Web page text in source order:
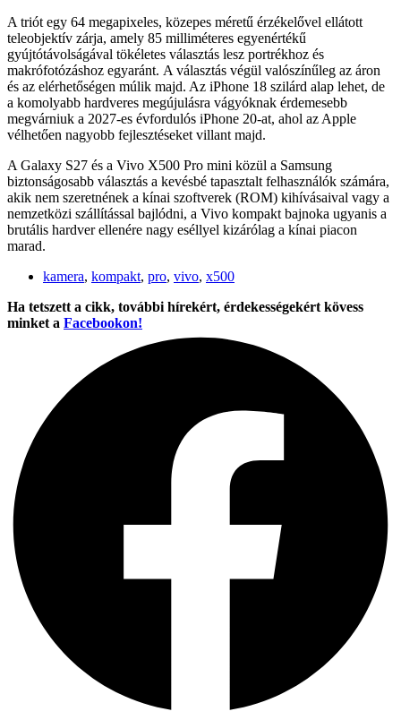
A triót egy 64 megapixeles, közepes méretű érzékelővel ellátott
teleobjektív zárja, amely 85 milliméteres egyenértékű
gyújtótávolságával tökéletes választás lesz portrékhoz és
makrófotózáshoz egyaránt. A választás végül valószínűleg az áron
és az elérhetőségen múlik majd. Az iPhone 18 szilárd alap lehet, de
a komolyabb hardveres megújulásra vágyóknak érdemesebb
megvárniuk a 2027-es évfordulós iPhone 20-at, ahol az Apple
vélhetően nagyobb fejlesztéseket villant majd.
A Galaxy S27 és a Vivo X500 Pro mini közül a Samsung
biztonságosabb választás a kevésbé tapasztalt felhasználók számára,
akik nem szeretnének a kínai szoftverek (ROM) kihívásaival vagy a
nemzetközi szállítással bajlódni, a Vivo kompakt bajnoka ugyanis a
brutális hardver ellenére nagy eséllyel kizárólag a kínai piacon
marad.
kamera, kompakt, pro, vivo, x500
Ha tetszett a cikk, további hírekért, érdekességekért kövess
minket a Facebookon!